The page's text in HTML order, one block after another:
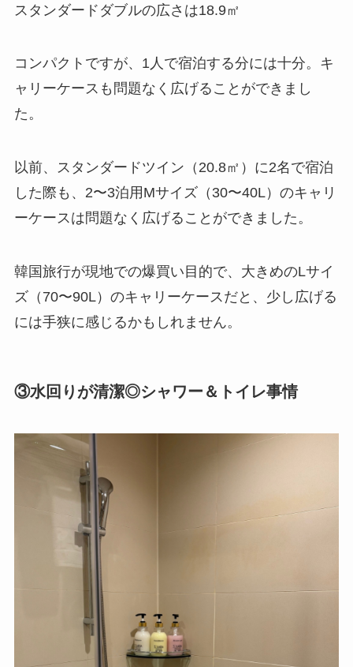
スタンダードダブルの広さは18.9㎡
コンパクトですが、1人で宿泊する分には十分。キ
ャリーケースも問題なく広げることができまし
た。
以前、スタンダードツイン（20.8㎡）に2名で宿泊
した際も、2〜3泊用Mサイズ（30〜40L）のキャリ
ーケースは問題なく広げることができました。
韓国旅行が現地での爆買い目的で、大きめのLサイ
ズ（70〜90L）のキャリーケースだと、少し広げる
には手狭に感じるかもしれません。
③水回りが清潔◎シャワー＆トイレ事情